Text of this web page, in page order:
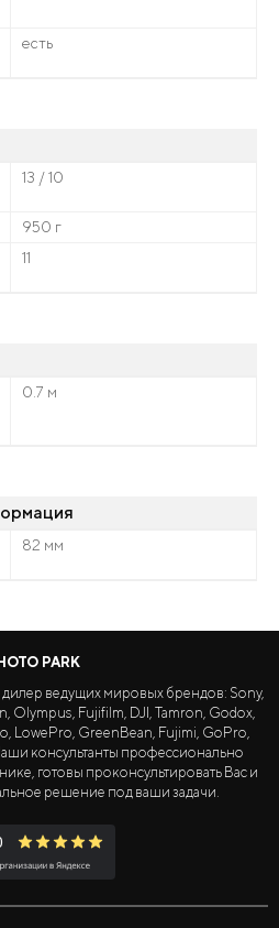
есть
13 / 10
950 г
11
0.7 м
82 мм
PARK
ведущих мировых брендов: Sony,
Olympus, Fujifilm, DJI, Tamron, Godox,
LowePro, GreenBean, Fujimi, GoPro,
консультанты профессионально
готовы проконсультировать Вас и
решение под ваши задачи.